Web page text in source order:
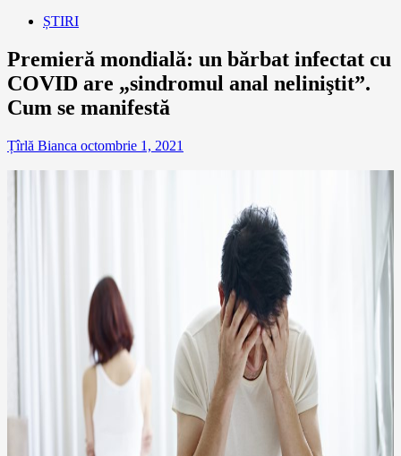
ȘTIRI
Premieră mondială: un bărbat infectat cu
COVID are „sindromul anal neliniştit”.
Cum se manifestă
Țîrlă Bianca octombrie 1, 2021